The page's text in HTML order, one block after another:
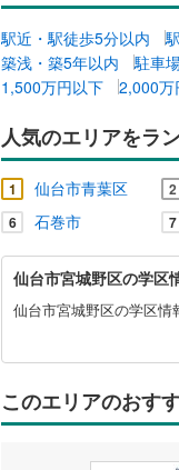
駅近・駅徒歩5分以内
築浅・築5年以内
駐車
1,500万円以下
2,000万
人気のエリアをラ
1 仙台市青葉区 2
6 石巻市 7
仙
台
市
区
に
仙台市宮城野区の学区
仙台市宮城野区の学区情
このエリアのおす